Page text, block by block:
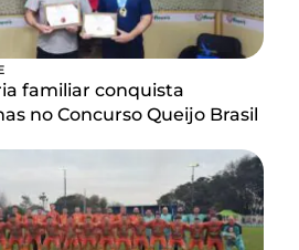
familiar conquista
no Concurso Queijo Brasil